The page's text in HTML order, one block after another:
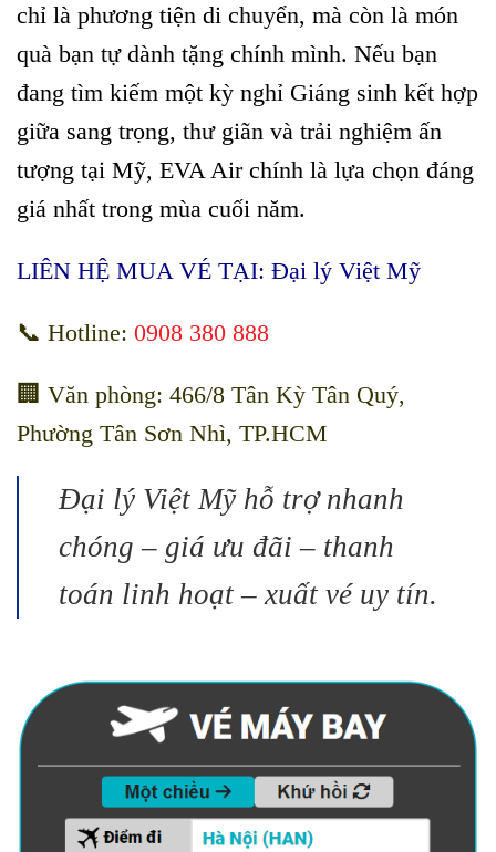
chỉ là phương tiện di chuyển, mà còn là món
quà bạn tự dành tặng chính mình. Nếu bạn
đang tìm kiếm một kỳ nghỉ Giáng sinh kết hợp
giữa sang trọng, thư giãn và trải nghiệm ấn
tượng tại Mỹ, EVA Air chính là lựa chọn đáng
giá nhất trong mùa cuối năm.
LIÊN HỆ MUA VÉ TẠI: Đại lý Việt Mỹ
📞 Hotline: 0908 380 888
🏢 Văn phòng: 466/8 Tân Kỳ Tân Quý,
Phường Tân Sơn Nhì, TP.HCM
Đại lý Việt Mỹ hỗ trợ nhanh
chóng – giá ưu đãi – thanh
toán linh hoạt – xuất vé uy tín.